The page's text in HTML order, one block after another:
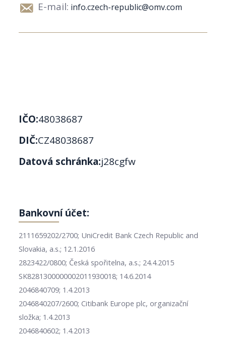
E-mail: info.czech-republic@omv.com
IČO:48038687
DIČ:CZ48038687
Datová schránka:j28cgfw
Bankovní účet:
2111659202/2700; UniCredit Bank Czech Republic and
Slovakia, a.s.; 12.1.2016
2823422/0800; Česká spořitelna, a.s.; 24.4.2015
SK8281300000002011930018; 14.6.2014
2046840709; 1.4.2013
2046840207/2600; Citibank Europe plc, organizační
složka; 1.4.2013
2046840602; 1.4.2013